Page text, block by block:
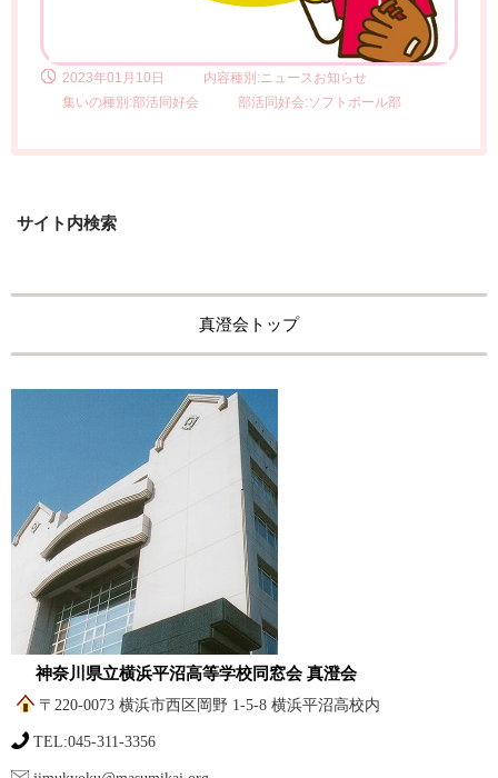
2023年01月10日
内容種別:ニュースお知らせ
集いの種別:部活同好会
部活同好会:ソフトボール部
サイト内検索
真澄会トップ
神奈川県立横浜平沼高等学校同窓会 真澄会
〒220-0073 横浜市西区岡野 1-5-8 横浜平沼高校内
TEL:045-311-3356